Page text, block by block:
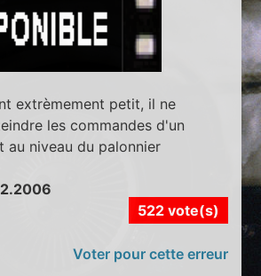
extrèmement petit, il ne
les commandes d'un
au niveau du palonnier
522 vote(s)
Voter pour cette erreur